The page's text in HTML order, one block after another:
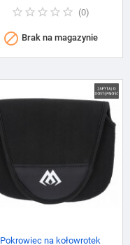
(0)
 Brak na magazynie
Pokrowiec na kołowrotek